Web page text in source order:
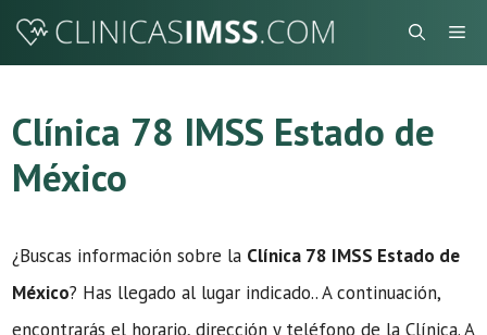
Saltar
Clínica 78 IMSS Estado de
México
¿Buscas información sobre la Clínica 78 IMSS Estado de
México? Has llegado al lugar indicado.. A continuación,
encontrarás el horario, dirección y teléfono de la Clínica. A